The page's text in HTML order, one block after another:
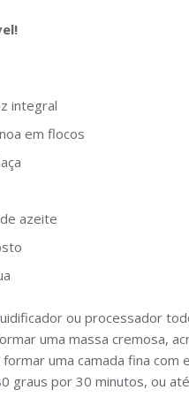
integral
em flocos
azeite
ou processador
uma massa cremosa,
uma camada fina com
graus por 30 minutos, ou